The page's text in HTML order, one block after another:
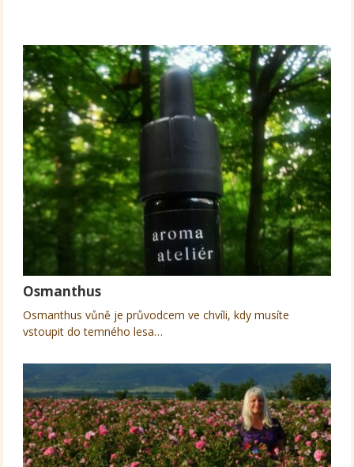
Osmanthus
Osmanthus vůně je průvodcem ve chvíli, kdy musíte
vstoupit do temného lesa…